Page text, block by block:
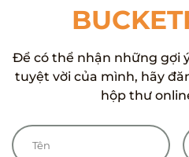
Để có thể nhận những gợi
tuyệt vời của mình, hãy
hộp thư